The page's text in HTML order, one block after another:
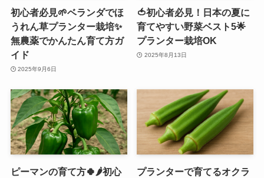
初心者必見🌱ベランダでほ
うれん草プランター栽培✨
無農薬でかんたん育て方ガ
イド
2025年9月6日
🍅初心者必見！日本の夏に
育てやすい野菜ベスト5🌟
プランター栽培OK
2025年8月13日
ピーマンの育て方🍀🌶️初心
プランターで育てるオクラ